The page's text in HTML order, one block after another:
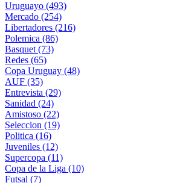
Uruguayo (493)
Mercado (254)
Libertadores (216)
Polemica (86)
Basquet(73)
Redes (65)
Copa Uruguay (48)
AUF (35)
Entrevista (29)
Sanidad (24)
Amistoso (22)
Seleccion (19)
Politica (16)
Juveniles (12)
Supercopa (11)
Copa de la Liga (10)
Futsal (7)